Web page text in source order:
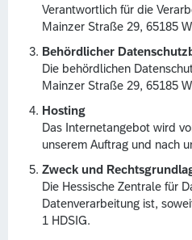
Verantwortlich für die
Mainzer Straße 29, 65185
Behördlicher
Die behördlichen
Mainzer Straße 29, 65185
Hosting
Das Internetangebot wird
unserem Auftrag und nach
Zweck und
Die Hessische Zentrale für
Datenverarbeitung ist,
1 HDSIG.